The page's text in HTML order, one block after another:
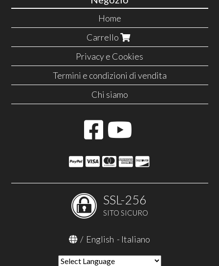
Home
Carrello
Privacy e Cookies
Termini e condizioni di vendita
Chi siamo
SSL-256
SITO SICURO
/ English - Italiano